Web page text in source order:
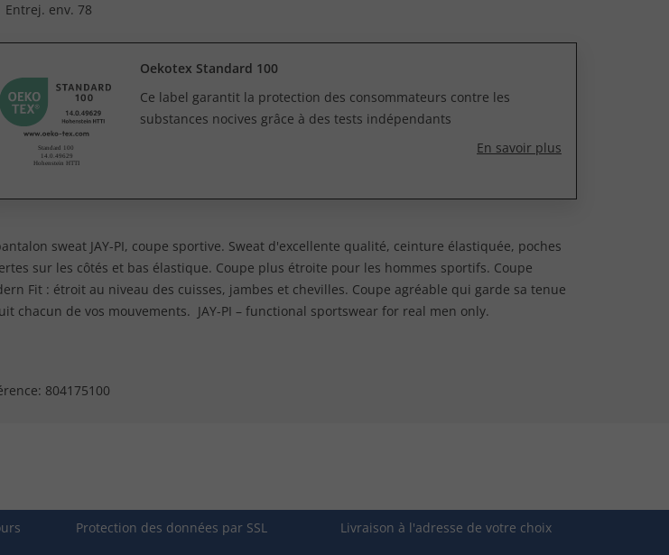
Entrej. env. 78
Oekotex Standard 100
Ce label garantit la protection des consommateurs contre les
substances nocives grâce à des tests indépendants
En savoir plus
sweat JAY-PI, coupe sportive. Sweat d'excellente qualité, ceinture élastiquée, poches
sur les côtés et bas élastique. Coupe plus étroite pour les hommes sportifs. Coupe
Fit : étroit au niveau des cuisses, jambes et chevilles. Coupe agréable qui garde sa tenue
chacun de vos mouvements. JAY-PI – functional sportswear for real men only.
804175100
Protection des données par SSL Livraison à l'adresse de votre choix